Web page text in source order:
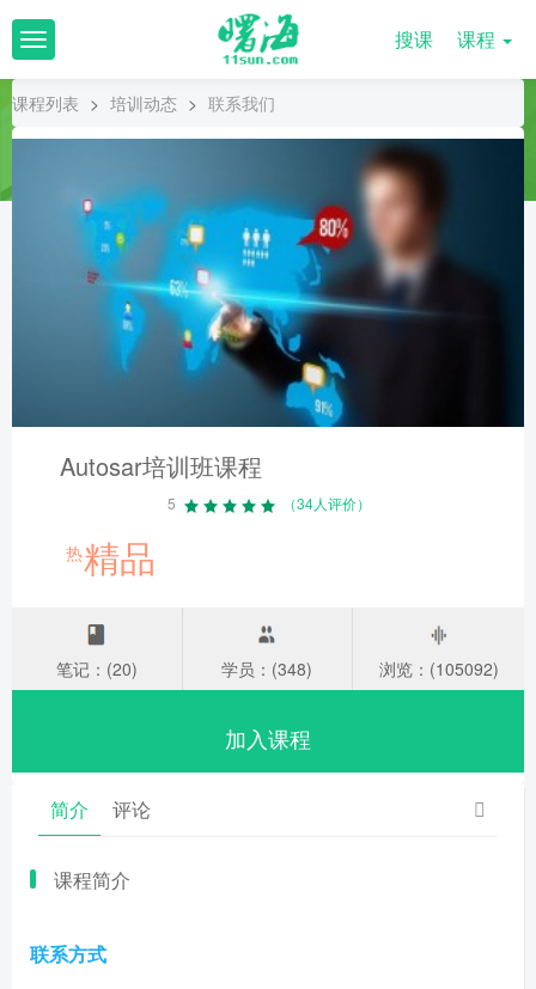
T
o
g
l
搜课 课程
课程列表 > 培训动态 > 联系我们
Autosar培训班课程
5 （34人评价）
热精品
笔记：(20) 学员：(348) 浏览：(105092)
加入课程
简介 评论
课程简介
联系方式